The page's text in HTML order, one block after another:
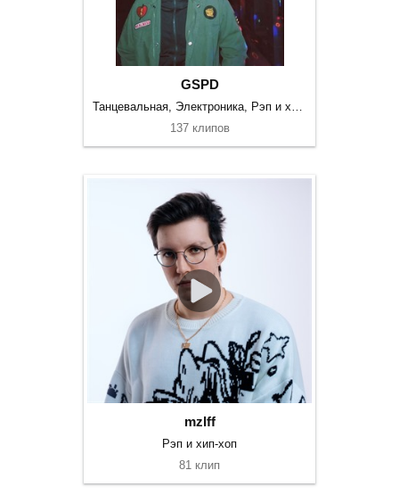
GSPD
Танцевальная, Электроника, Рэп и хип-хоп
137 клипов
mzlff
Рэп и хип-хоп
81 клип